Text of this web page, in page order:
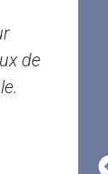
de